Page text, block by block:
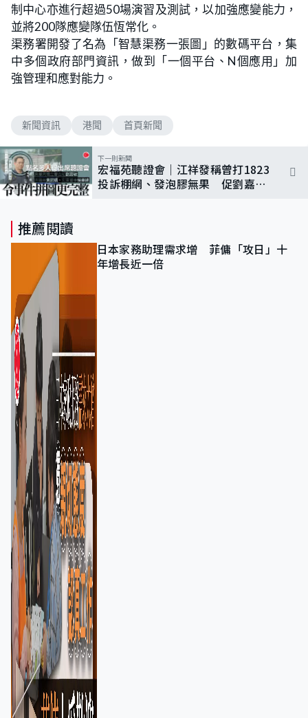
制中心亦進行超過50場演習及測試，以加強應變能力，
並將200隊應變隊伍恆常化。
渠務署開發了名為「智慧渠務一張圖」的數碼平台，集
中多個政府部門資訊，做到「一個平台、N個應用」加
強管理和應對能力。
新聞資訊 港聞 首頁新聞
下一則新聞
宏福苑聽證會｜江祥發稱曾打1823
投訴棚網、發泡膠無果 促劉嘉
推薦閱讀
日本家務助理需求增 菲傭「攻日」十
年增長近一倍